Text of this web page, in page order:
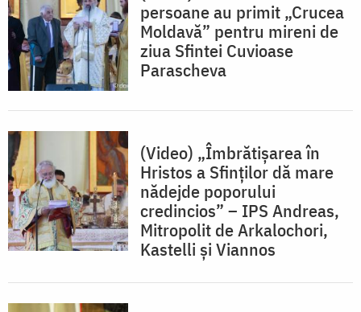
persoane au primit „Crucea
Moldavă” pentru mireni de
ziua Sfintei Cuvioase
Parascheva
(Video) „Îmbrătișarea în
Hristos a Sfinților dă mare
nădejde poporului
credincios” – IPS Andreas,
Mitropolit de Arkalochori,
Kastelli şi Viannos